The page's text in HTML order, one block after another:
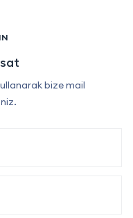
bize mail